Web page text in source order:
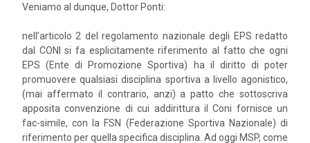
Veniamo al dunque, Dottor Ponti:
nell’articolo 2 del regolamento nazionale degli EPS redatto
dal CONI si fa esplicitamente riferimento al fatto che ogni
EPS (Ente di Promozione Sportiva) ha il diritto di poter
promuovere qualsiasi disciplina sportiva a livello agonistico,
(mai affermato il contrario, anzi) a patto che sottoscriva
apposita convenzione di cui addirittura il Coni fornisce un
fac-simile, con la FSN (Federazione Sportiva Nazionale) di
riferimento per quella specifica disciplina. Ad oggi MSP, come